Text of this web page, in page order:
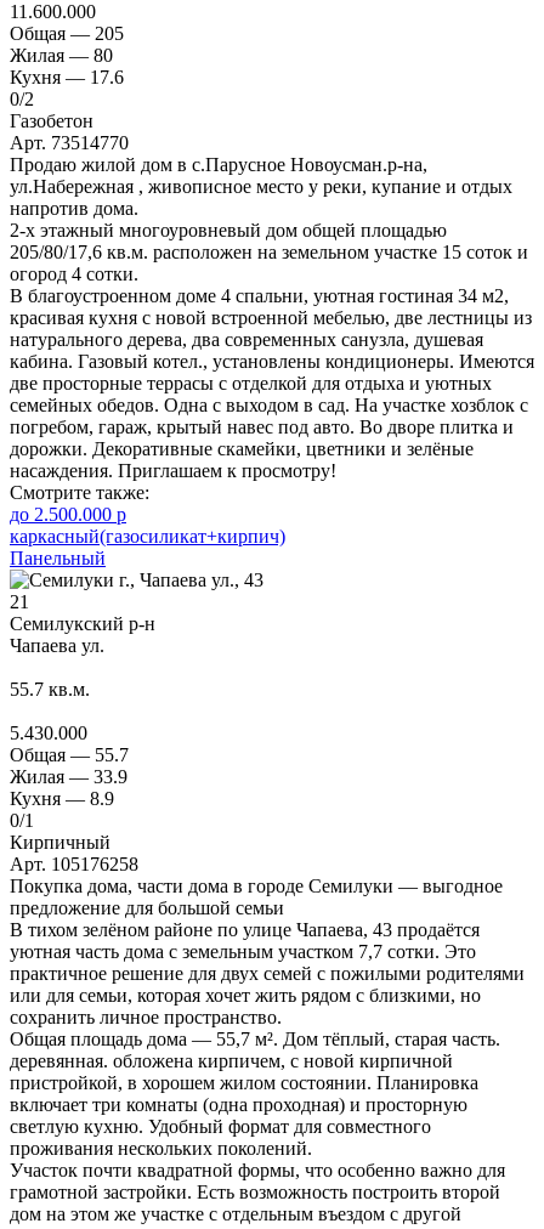
11.600.000
Общая — 205
Жилая — 80
Кухня — 17.6
0/2
Газобетон
Арт. 73514770
Продаю жилой дом в с.Парусное Новоусман.р-на,
ул.Набережная , живописное место у реки, купание и отдых
напротив дома.
2-х этажный многоуровневый дом общей площадью
205/80/17,6 кв.м. расположен на земельном участке 15 соток и
огород 4 сотки.
В благоустроенном доме 4 спальни, уютная гостиная 34 м2,
красивая кухня с новой встроенной мебелью, две лестницы из
натурального дерева, два cовременных санузла, душевая
кабина. Газовый котел., установлены кондиционеры. Имеются
две просторные террасы с отделкой для отдыха и уютных
семейных обедов. Одна с выходом в сад. На участке хозблок с
погребом, гараж, крытый навес под авто. Во дворе плитка и
дорожки. Декоративные скамейки, цветники и зелёные
насаждения. Приглашаем к просмотру!
Смотрите также:
до 2.500.000 р
каркасный(газосиликат+кирпич)
Панельный
21
Семилукский р-н
Чапаева ул.
55.7 кв.м.
5.430.000
Общая — 55.7
Жилая — 33.9
Кухня — 8.9
0/1
Кирпичный
Арт. 105176258
Покупка дома, части дома в городе Семилуки — выгодное
предложение для большой семьи
В тихом зелёном районе по улице Чапаева, 43 продаётся
уютная часть дома с земельным участком 7,7 сотки. Это
практичное решение для двух семей с пожилыми родителями
или для семьи, которая хочет жить рядом с близкими, но
сохранить личное пространство.
Общая площадь дома — 55,7 м². Дом тёплый, старая часть.
деревянная. обложена кирпичем, с новой кирпичной
пристройкой, в хорошем жилом состоянии. Планировка
включает три комнаты (одна проходная) и просторную
светлую кухню. Удобный формат для совместного
проживания нескольких поколений.
Участок почти квадратной формы, что особенно важно для
грамотной застройки. Есть возможность построить второй
дом на этом же участке с отдельным въездом с другой